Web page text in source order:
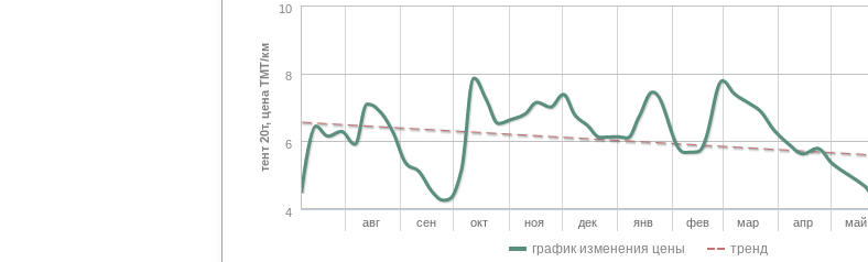
график изменения цены тренд
авг сен окт ноя дек янв фев мар апр май
4
6
8
10
тент 20т, цена TMT/км